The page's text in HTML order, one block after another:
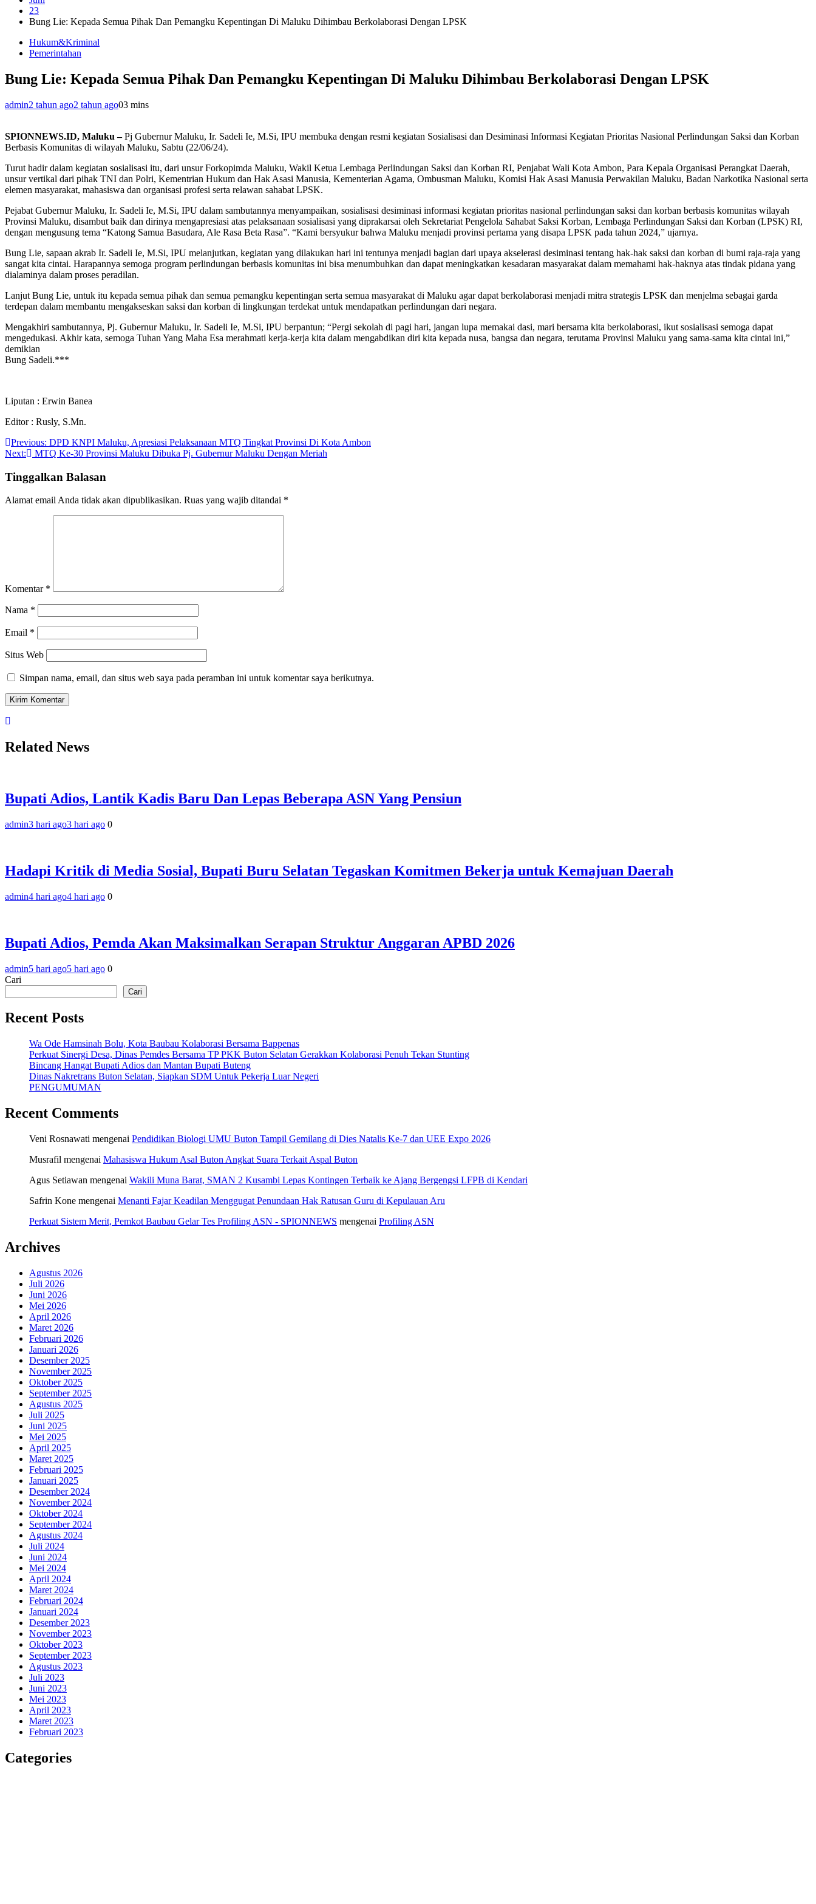
23
Bung Lie: Kepada Semua Pihak Dan Pemangku Kepentingan Di Maluku Dihimbau Berkolaborasi Dengan LPSK
Hukum&Kriminal
Pemerintahan
Bung Lie: Kepada Semua Pihak Dan Pemangku Kepentingan Di Maluku Dihimbau Berkolaborasi Dengan LPSK
admin2 tahun ago2 tahun ago03 mins
SPIONNEWS.ID, Maluku –Pj Gubernur Maluku, Ir. Sadeli Ie, M.Si, IPU membuka dengan resmi kegiatan Sosialisasi dan Desiminasi Informasi Kegiatan Prioritas Nasional Perlindungan Saksi dan Korban
Berbasis Komunitas di wilayah Maluku, Sabtu (22/06/24).
Turut hadir dalam kegiatan sosialisasi itu, dari unsur Forkopimda Maluku, Wakil Ketua Lembaga Perlindungan Saksi dan Korban RI, Penjabat Wali Kota Ambon, Para Kepala Organisasi Perangkat Daerah,
unsur vertikal dari pihak TNI dan Polri, Kementrian Hukum dan Hak Asasi Manusia, Kementerian Agama, Ombusman Maluku, Komisi Hak Asasi Manusia Perwakilan Maluku, Badan Narkotika Nasional serta
elemen masyarakat, mahasiswa dan organisasi profesi serta relawan sahabat LPSK.
Pejabat Gubernur Maluku, Ir. Sadeli Ie, M.Si, IPU dalam sambutannya menyampaikan, sosialisasi desiminasi informasi kegiatan prioritas nasional perlindungan saksi dan korban berbasis komunitas wilayah
Provinsi Maluku, disambut baik dan dirinya mengapresiasi atas pelaksanaan sosialisasi yang diprakarsai oleh Sekretariat Pengelola Sahabat Saksi Korban, Lembaga Perlindungan Saksi dan Korban (LPSK) RI,
dengan mengusung tema “Katong Samua Basudara, Ale Rasa Beta Rasa”. “Kami bersyukur bahwa Maluku menjadi provinsi pertama yang disapa LPSK pada tahun 2024,” ujarnya.
Bung Lie, sapaan akrab Ir. Sadeli Ie, M.Si, IPU melanjutkan, kegiatan yang dilakukan hari ini tentunya menjadi bagian dari upaya akselerasi desiminasi tentang hak-hak saksi dan korban di bumi raja-raja yang
sangat kita cintai. Harapannya semoga program perlindungan berbasis komunitas ini bisa menumbuhkan dan dapat meningkatkan kesadaran masyarakat dalam memahami hak-haknya atas tindak pidana yang
dialaminya dalam proses peradilan.
Lanjut Bung Lie, untuk itu kepada semua pihak dan semua pemangku kepentingan serta semua masyarakat di Maluku agar dapat berkolaborasi menjadi mitra strategis LPSK dan menjelma sebagai garda
terdepan dalam membantu mengakseskan saksi dan korban di lingkungan terdekat untuk mendapatkan perlindungan dari negara.
Mengakhiri sambutannya, Pj. Gubernur Maluku, Ir. Sadeli Ie, M.Si, IPU berpantun; “Pergi sekolah di pagi hari, jangan lupa memakai dasi, mari bersama kita berkolaborasi, ikut sosialisasi semoga dapat
mengedukasi. Akhir kata, semoga Tuhan Yang Maha Esa merahmati kerja-kerja kita dalam mengabdikan diri kita kepada nusa, bangsa dan negara, terutama Provinsi Maluku yang sama-sama kita cintai ini,”
demikian
Bung Sadeli.***
Liputan : Erwin Banea
Editor : Rusly, S.Mn.
Navigasi
pos
Previous: DPD KNPI Maluku, Apresiasi Pelaksanaan MTQ Tingkat Provinsi Di Kota Ambon
Next:
MTQ Ke-30 Provinsi Maluku Dibuka Pj. Gubernur Maluku Dengan Meriah
Tinggalkan Balasan
Alamat email Anda tidak akan dipublikasikan. Ruas yang wajib ditandai *
Komentar *
Nama *
Email *
Situs Web
Simpan nama, email, dan situs web saya pada peramban ini untuk komentar saya berikutnya.
Related News
Bupati Adios, Lantik Kadis Baru Dan Lepas Beberapa ASN Yang Pensiun
admin3 hari ago3 hari ago 0
Hadapi Kritik di Media Sosial, Bupati Buru Selatan Tegaskan Komitmen Bekerja untuk Kemajuan Daerah
admin4 hari ago4 hari ago 0
Bupati Adios, Pemda Akan Maksimalkan Serapan Struktur Anggaran APBD 2026
admin5 hari ago5 hari ago 0
Cari
Cari
Recent Posts
Wa Ode Hamsinah Bolu, Kota Baubau Kolaborasi Bersama Bappenas
Perkuat Sinergi Desa, Dinas Pemdes Bersama TP PKK Buton Selatan Gerakkan Kolaborasi Penuh Tekan Stunting
Bincang Hangat Bupati Adios dan Mantan Bupati Buteng
Dinas Nakretrans Buton Selatan, Siapkan SDM Untuk Pekerja Luar Negeri
PENGUMUMAN
Recent Comments
Veni Rosnawati mengenai Pendidikan Biologi UMU Buton Tampil Gemilang di Dies Natalis Ke-7 dan UEE Expo 2026
Musrafil mengenai Mahasiswa Hukum Asal Buton Angkat Suara Terkait Aspal Buton
Agus Setiawan mengenai Wakili Muna Barat, SMAN 2 Kusambi Lepas Kontingen Terbaik ke Ajang Bergengsi LFPB di Kendari
Safrin Kone mengenai Menanti Fajar Keadilan Menggugat Penundaan Hak Ratusan Guru di Kepulauan Aru
Perkuat Sistem Merit, Pemkot Baubau Gelar Tes Profiling ASN - SPIONNEWS mengenai Profiling ASN
Archives
Agustus 2026
Juli 2026
Juni 2026
Mei 2026
April 2026
Maret 2026
Februari 2026
Januari 2026
Desember 2025
November 2025
Oktober 2025
September 2025
Agustus 2025
Juli 2025
Juni 2025
Mei 2025
April 2025
Maret 2025
Februari 2025
Januari 2025
Desember 2024
November 2024
Oktober 2024
September 2024
Agustus 2024
Juli 2024
Juni 2024
Mei 2024
April 2024
Maret 2024
Februari 2024
Januari 2024
Desember 2023
November 2023
Oktober 2023
September 2023
Agustus 2023
Juli 2023
Juni 2023
Mei 2023
April 2023
Maret 2023
Februari 2023
Categories